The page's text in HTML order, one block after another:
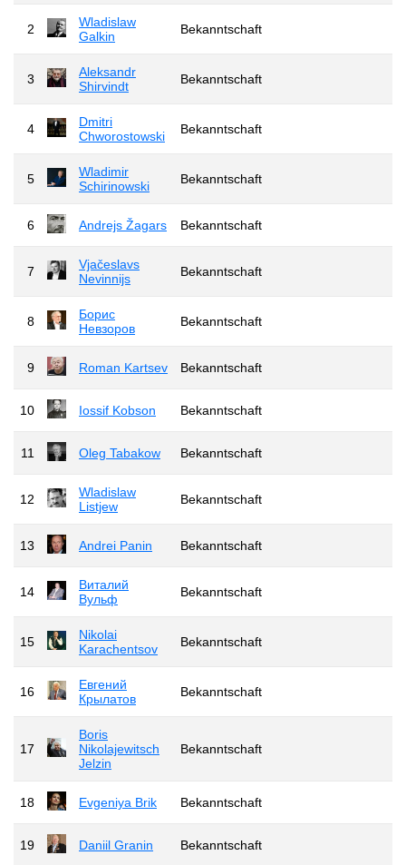
2
Wladislaw
Galkin
Bekanntschaft
3
Aleksandr
Shirvindt
Bekanntschaft
4
Dmitri
Chworostowski
Bekanntschaft
5
Wladimir
Schirinowski
Bekanntschaft
6 Andrejs Žagars Bekanntschaft
7
Vjačeslavs
Nevinnijs
Bekanntschaft
8
Борис
Невзоров
Bekanntschaft
9 Roman Kartsev Bekanntschaft
10 Iossif Kobson Bekanntschaft
11 Oleg Tabakow Bekanntschaft
12
Wladislaw
Listjew
Bekanntschaft
13 Andrei Panin Bekanntschaft
14
Виталий
Вульф
Bekanntschaft
15
Nikolai
Karachentsov
Bekanntschaft
16
Евгений
Крылатов
Bekanntschaft
17
Boris
Nikolajewitsch
Jelzin
Bekanntschaft
18 Evgeniya Brik Bekanntschaft
19 Daniil Granin Bekanntschaft